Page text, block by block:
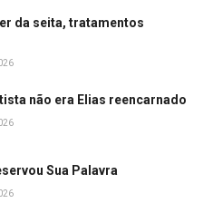
da seita, tratamentos
não era Elias reencarnado
Sua Palavra